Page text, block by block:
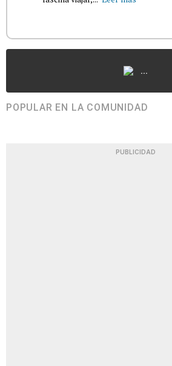
...
POPULAR EN LA COMUNIDAD
PUBLICIDAD